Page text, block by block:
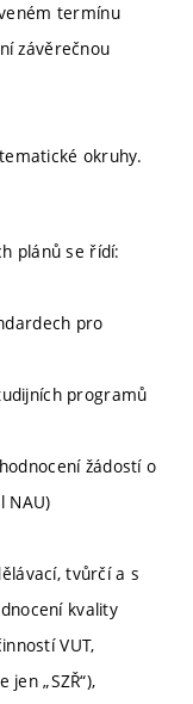
termínu
závěrečnou
okruhy.
plánů se řídí:
pro
programů
žádostí o
NAU)
tvůrčí a s
kvality
VUT,
„SZŘ“),